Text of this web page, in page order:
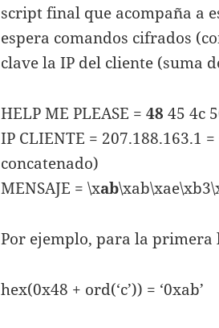
script final que acompaña a
espera comandos cifrados
clave la IP del cliente (suma
HELP ME PLEASE =48 45 4c
IP CLIENTE = 207.188.163.1
concatenado)
MENSAJE = \xab
Por ejemplo, para la primera
hex(0x48 + ord(‘c’)) = ‘0xab’